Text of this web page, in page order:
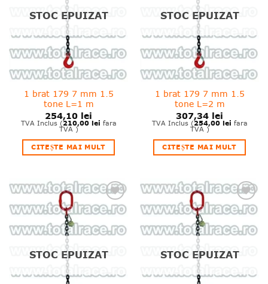
STOC EPUIZAT
1 brat 179 7 mm 1.5
tone L=1 m
254,10 lei
TVA Inclus (210,00 lei fara
TVA )
CITEȘTE MAI MULT
STOC EPUIZAT
1 brat 179 7 mm 1.5
tone L=2 m
307,34 lei
TVA Inclus (254,00 lei fara
TVA )
CITEȘTE MAI MULT
❤
Adauga
in
wishlist!
STOC EPUIZAT
❤
Adauga
in
wishlist!
STOC EPUIZAT